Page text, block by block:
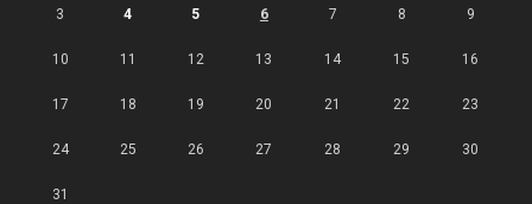
3 4 5 6 7 8 9
10 11 12 13 14 15 16
17 18 19 20 21 22 23
24 25 26 27 28 29 30
31